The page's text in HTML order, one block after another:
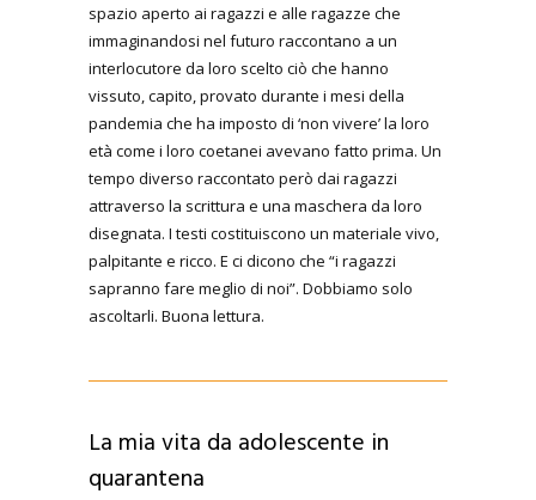
spazio aperto ai ragazzi e alle ragazze che
immaginandosi nel futuro raccontano a un
interlocutore da loro scelto ciò che hanno
vissuto, capito, provato durante i mesi della
pandemia che ha imposto di ‘non vivere’ la loro
età come i loro coetanei avevano fatto prima. Un
tempo diverso raccontato però dai ragazzi
attraverso la scrittura e una maschera da loro
disegnata. I testi costituiscono un materiale vivo,
palpitante e ricco. E ci dicono che “i ragazzi
sapranno fare meglio di noi”. Dobbiamo solo
ascoltarli. Buona lettura.
La mia vita da adolescente in
quarantena